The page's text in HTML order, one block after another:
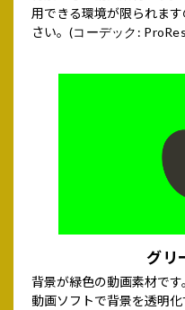
用できる環境が限られま
さい。 (コーデック:
グリ
背景が緑色の動画素材です。
動画ソフトで背景を透明化